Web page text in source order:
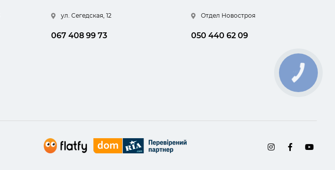
ул. Сегедская, 12
067 408 99 73
Отдел Новостроя
050 440 62 09